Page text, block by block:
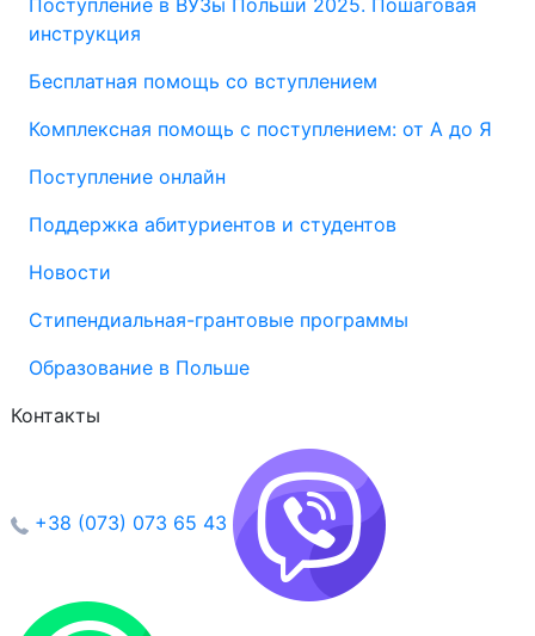
Поступление в ВУЗы Польши 2025. Пошаговая
инструкция
Бесплатная помощь со вступлением
Комплексная помощь с поступлением: от А до Я
Поступление онлайн
Поддержка абитуриентов и студентов
Новости
Стипендиальная-грантовые программы
Образование в Польше
Контакты
+38 (073) 073 65 43